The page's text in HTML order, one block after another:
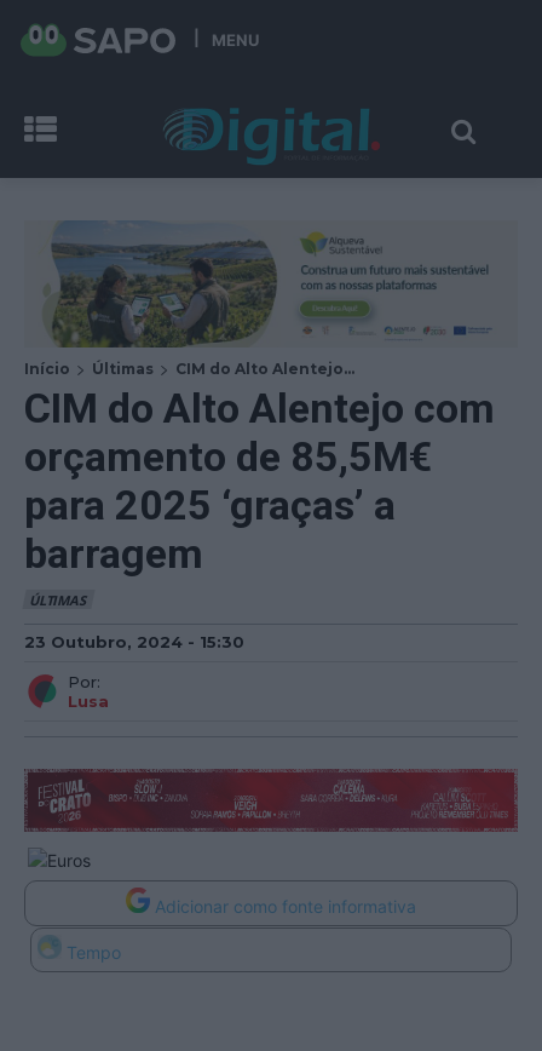
MENU
Início Últimas CIM do Alto Alentejo...
CIM do Alto Alentejo com
orçamento de 85,5M€
para 2025 ‘graças’ a
barragem
ÚLTIMAS
23 Outubro, 2024 - 15:30
Por:
Lusa
Adicionar como fonte informativa
Tempo